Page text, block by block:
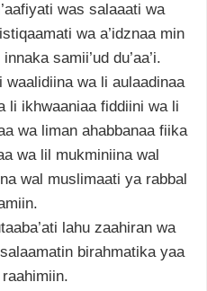
was salaaati wa
wa a’idznaa min
samii’ud du’aa’i.
wa li aulaadinaa
li ikhwaaniaa fiddiini wa li
wa liman ahabbanaa fiika
wa lil mukminiina wal
wal muslimaati ya rabbal
lahu zaahiran wa
birahmatika yaa